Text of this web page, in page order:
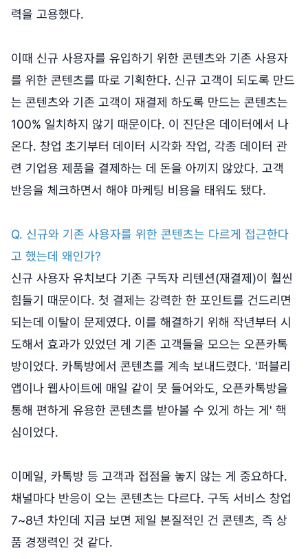
력을 고용했다.
이때 신규 사용자를 유입하기 위한 콘텐츠와 기존 사용자
를 위한 콘텐츠를 따로 기획한다. 신규 고객이 되도록 만드
는 콘텐츠와 기존 고객이 재결제 하도록 만드는 콘텐츠는
100% 일치하지 않기 때문이다. 이 진단은 데이터에서 나
온다. 창업 초기부터 데이터 시각화 작업, 각종 데이터 관
련 기업용 제품을 결제하는 데 돈을 아끼지 않았다. 고객
반응을 체크하면서 해야 마케팅 비용을 태워도 됐다.
Q. 신규와 기존 사용자를 위한 콘텐츠는 다르게 접근한다
고 했는데 왜인가?
신규 사용자 유치보다 기존 구독자 리텐션(재결제)이 훨씬
힘들기 때문이다. 첫 결제는 강력한 한 포인트를 건드리면
되는데 이탈이 문제였다. 이를 해결하기 위해 작년부터 시
도해서 효과가 있었던 게 기존 고객들을 모으는 오픈카톡
방이었다. 카톡방에서 콘텐츠를 계속 보내드렸다. '퍼블리
앱이나 웹사이트에 매일 같이 못 들어와도, 오픈카톡방을
통해 편하게 유용한 콘텐츠를 받아볼 수 있게 하는 게' 핵
심이었다.
이메일, 카톡방 등 고객과 접점을 놓지 않는 게 중요하다.
채널마다 반응이 오는 콘텐츠는 다르다. 구독 서비스 창업
7~8년 차인데 지금 보면 제일 본질적인 건 콘텐츠, 즉 상
품 경쟁력인 것 같다.